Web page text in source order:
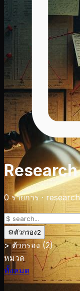
Research
0 รายการ ·
⚙ตัวกรอง2
>ตัวกรอง (2)
หมวด
ทั้งหมด